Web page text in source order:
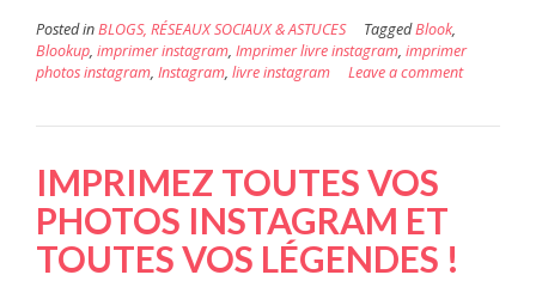
Posted inBLOGS, RÉSEAUX SOCIAUX & ASTUCES TaggedBlook,
Blookup, imprimer instagram, Imprimer livre instagram, imprimer
photos instagram, Instagram, livre instagram Leave a comment
IMPRIMEZ TOUTES VOS
PHOTOS INSTAGRAM ET
TOUTES VOS LÉGENDES !